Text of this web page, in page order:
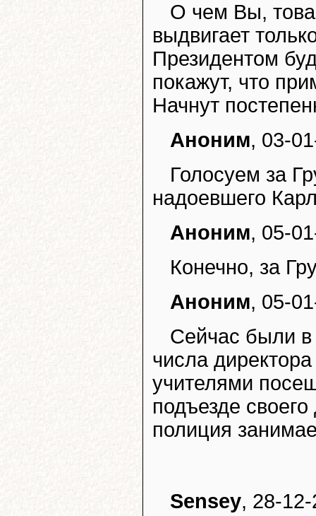
О чем Вы,
выдвигает
Президентом
покажут, что
Начнут
Аноним, 03-
Голосуем за
надоевшего
Аноним, 05-
Конечно, за
Аноним, 05-
Сейчас были в
числа
учителями
подъезде
полиция
Sensey, 28-